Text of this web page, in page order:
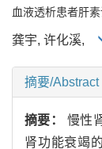
血液透析患者肝
龚宇, 许化溪,
摘要/Abstract
摘要： 慢性
肾功能衰竭